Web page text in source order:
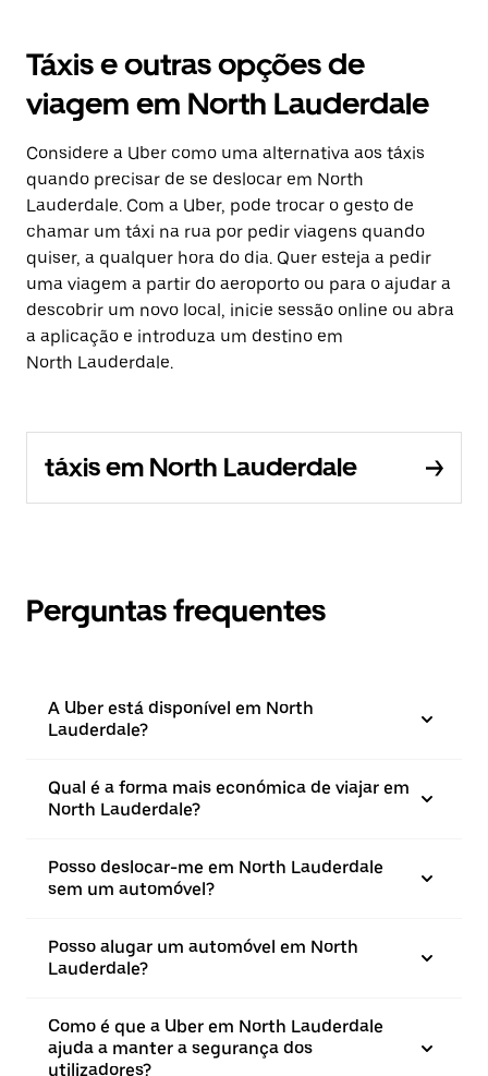
Táxis e outras opções de
viagem em North Lauderdale
Considere a Uber como uma alternativa aos táxis
quando precisar de se deslocar em North
Lauderdale. Com a Uber, pode trocar o gesto de
chamar um táxi na rua por pedir viagens quando
quiser, a qualquer hora do dia. Quer esteja a pedir
uma viagem a partir do aeroporto ou para o ajudar a
descobrir um novo local, inicie sessão online ou abra
a aplicação e introduza um destino em
North Lauderdale.
táxis em North Lauderdale
Perguntas frequentes
A Uber está disponível em North
Lauderdale?
Qual é a forma mais económica de viajar em
North Lauderdale?
Posso deslocar-me em North Lauderdale
sem um automóvel?
Posso alugar um automóvel em North
Lauderdale?
Como é que a Uber em North Lauderdale
ajuda a manter a segurança dos
utilizadores?